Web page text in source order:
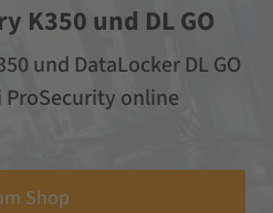
K350 und DL GO
und DataLocker DL GO
online
Shop